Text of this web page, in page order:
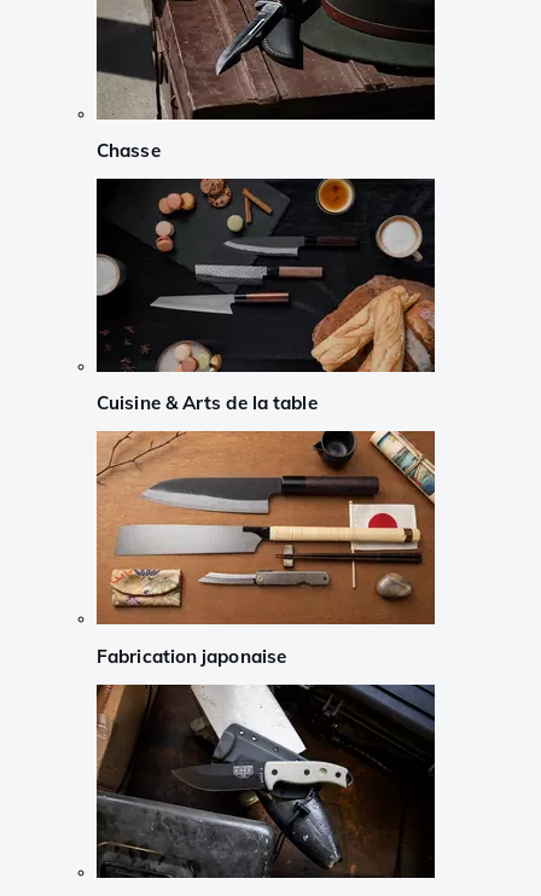
Chasse
Cuisine & Arts de la table
Fabrication japonaise